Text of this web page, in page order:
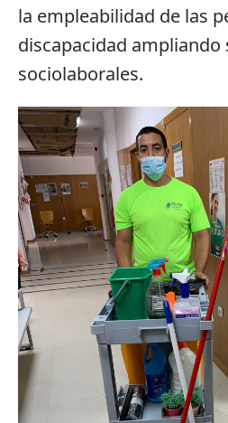
la empleabilidad de las
discapacidad ampliando
sociolaborales.